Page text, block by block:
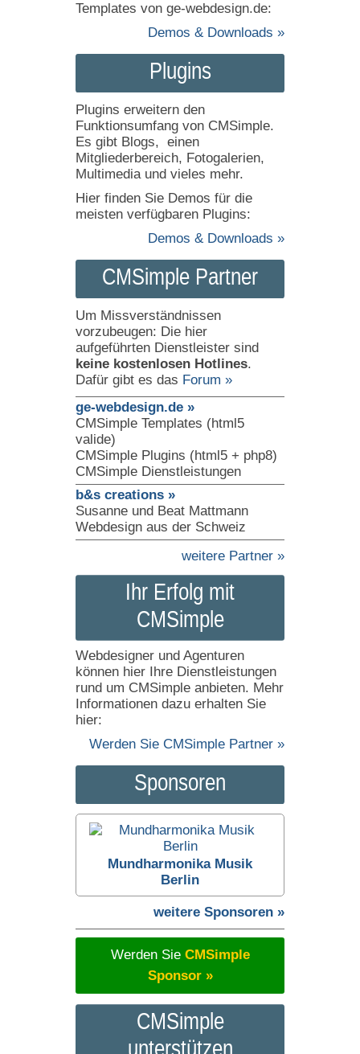
Templates von ge-webdesign.de:
Demos & Downloads »
Plugins
Plugins erweitern den
Funktionsumfang von CMSimple.
Es gibt Blogs, einen
Mitgliederbereich, Fotogalerien,
Multimedia und vieles mehr.
Hier finden Sie Demos für die
meisten verfügbaren Plugins:
Demos & Downloads »
CMSimple Partner
Um Missverständnissen
vorzubeugen: Die hier
aufgeführten Dienstleister sind
keine kostenlosen Hotlines.
Dafür gibt es das Forum »
ge-webdesign.de »
CMSimple Templates (html5
valide)
CMSimple Plugins (html5 + php8)
CMSimple Dienstleistungen
b&s creations »
Susanne und Beat Mattmann
Webdesign aus der Schweiz
weitere Partner »
Ihr Erfolg mit
CMSimple
Webdesigner und Agenturen
können hier Ihre Dienstleistungen
rund um CMSimple anbieten. Mehr
Informationen dazu erhalten Sie
hier:
Werden Sie CMSimple Partner »
Sponsoren
Mundharmonika Musik
Berlin
weitere Sponsoren »
Werden Sie CMSimple
Sponsor »
CMSimple
unterstützen